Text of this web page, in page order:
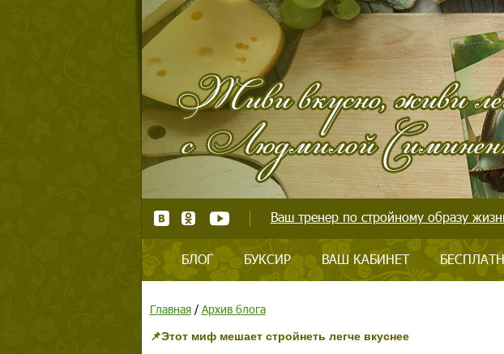
Ваш тренер по стройному образу
БЛОГ БУКСИР ВАШ КАБИНЕТ
Главная/ Архив блога
📌Этот миф мешает стройнеть легче вкуснее